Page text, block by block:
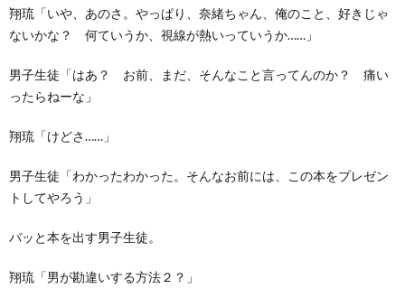
翔琉「いや、あのさ。やっぱり、奈緒ちゃん、俺のこと、好きじゃ
ないかな？ 何ていうか、視線が熱いっていうか……」
男子生徒「はあ？ お前、まだ、そんなこと言ってんのか？ 痛い
ったらねーな」
翔琉「けどさ……」
男子生徒「わかったわかった。そんなお前には、この本をプレゼン
トしてやろう」
バッと本を出す男子生徒。
翔琉「男が勘違いする方法２？」